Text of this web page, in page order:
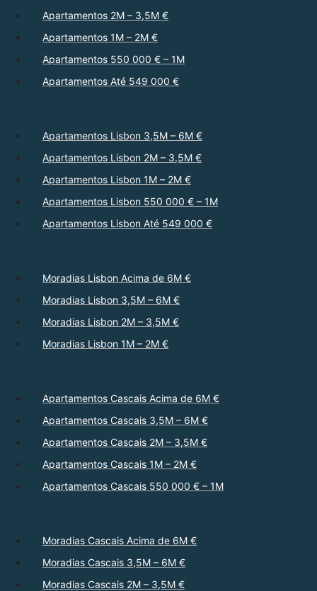
Apartamentos 2M – 3,5M €
Apartamentos 1M – 2M €
Apartamentos 550 000 € – 1M
Apartamentos Até 549 000 €
Apartamentos Lisbon 3,5M – 6M €
Apartamentos Lisbon 2M – 3,5M €
Apartamentos Lisbon 1M – 2M €
Apartamentos Lisbon 550 000 € – 1M
Apartamentos Lisbon Até 549 000 €
Moradias Lisbon Acima de 6M €
Moradias Lisbon 3,5M – 6M €
Moradias Lisbon 2M – 3,5M €
Moradias Lisbon 1M – 2M €
Apartamentos Cascais Acima de 6M €
Apartamentos Cascais 3,5M – 6M €
Apartamentos Cascais 2M – 3,5M €
Apartamentos Cascais 1M – 2M €
Apartamentos Cascais 550 000 € – 1M
Moradias Cascais Acima de 6M €
Moradias Cascais 3,5M – 6M €
Moradias Cascais 2M – 3,5M €